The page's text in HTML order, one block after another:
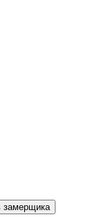
замерщика